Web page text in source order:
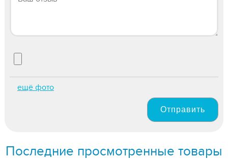
ещё фото
Отправить
Последние просмотренные товары